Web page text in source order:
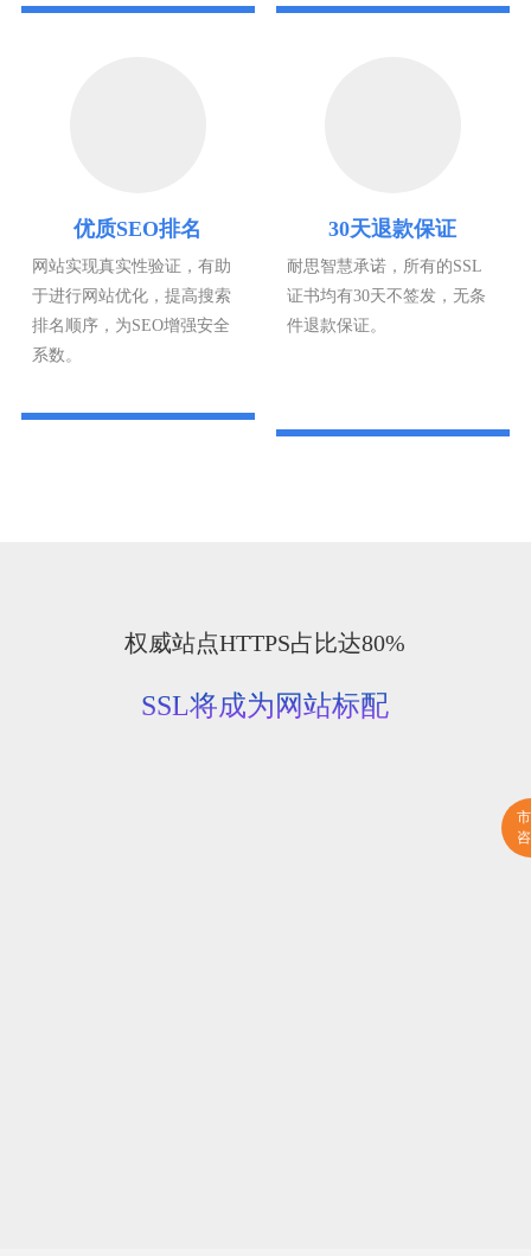
优质SEO排名
网站实现真实性验证，有助
于进行网站优化，提高搜索
排名顺序，为SEO增强安全
系数。
30天退款保证
耐思智慧承诺，所有的SSL
证书均有30天不签发，无条
件退款保证。
权威站点HTTPS占比达80%
SSL将成为网站标配